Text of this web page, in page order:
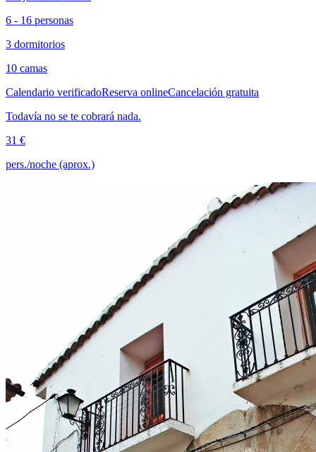
6 - 16 personas
3 dormitorios
10 camas
Calendario verificadoReserva onlineCancelación gratuita
Todavía no se te cobrará nada.
31 €
pers./noche (aprox.)